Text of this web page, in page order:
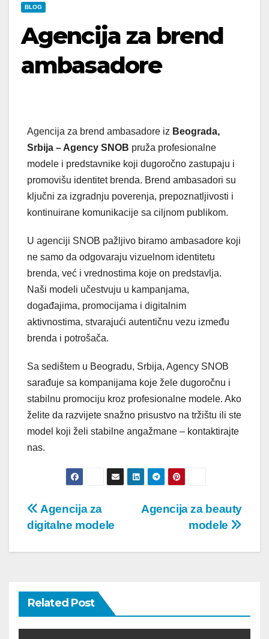
BLOG
Agencija za brend
ambasadore
Agencija za brend ambasadore iz Beograda,
Srbija – Agency SNOB pruža profesionalne
modele i predstavnike koji dugoročno zastupaju i
promovišu identitet brenda. Brend ambasadori su
ključni za izgradnju poverenja, prepoznatljivosti i
kontinuirane komunikacije sa ciljnom publikom.
U agenciji SNOB pažljivo biramo ambasadore koji
ne samo da odgovaraju vizuelnom identitetu
brenda, već i vrednostima koje on predstavlja.
Naši modeli učestvuju u kampanjama,
događajima, promocijama i digitalnim
aktivnostima, stvarajući autentičnu vezu između
brenda i potrošača.
Sa sedištem u Beogradu, Srbija, Agency SNOB
sarađuje sa kompanijama koje žele dugoročnu i
stabilnu promociju kroz profesionalne modele. Ako
želite da razvijete snažno prisustvo na tržištu ili ste
model koji želi stabilne angažmane – kontaktirajte
nas.
Post
navigation
Agencija za beauty
modele
Agencija za
digitalne modele
Related Post